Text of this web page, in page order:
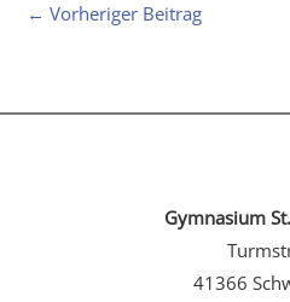
← Vorheriger Beitrag
Gymnasium
41366